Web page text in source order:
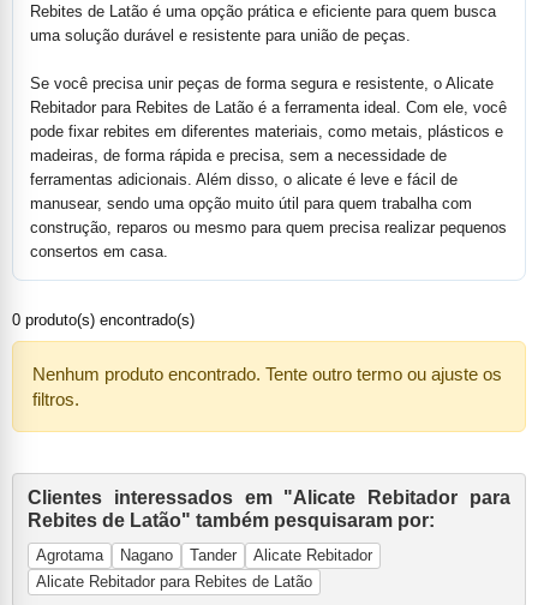
Rebites de Latão é uma opção prática e eficiente para quem busca
uma solução durável e resistente para união de peças.
Se você precisa unir peças de forma segura e resistente, o Alicate
Rebitador para Rebites de Latão é a ferramenta ideal. Com ele, você
pode fixar rebites em diferentes materiais, como metais, plásticos e
madeiras, de forma rápida e precisa, sem a necessidade de
ferramentas adicionais. Além disso, o alicate é leve e fácil de
manusear, sendo uma opção muito útil para quem trabalha com
construção, reparos ou mesmo para quem precisa realizar pequenos
consertos em casa.
0 produto(s) encontrado(s)
Nenhum produto encontrado. Tente outro termo ou ajuste os
filtros.
Clientes interessados em "Alicate Rebitador para
Rebites de Latão" também pesquisaram por:
Agrotama Nagano Tander
Alicate Rebitador
Alicate Rebitador para Rebites de Latão